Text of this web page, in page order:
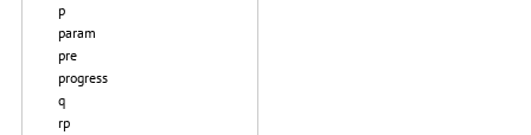
p
param
pre
progress
q
rp